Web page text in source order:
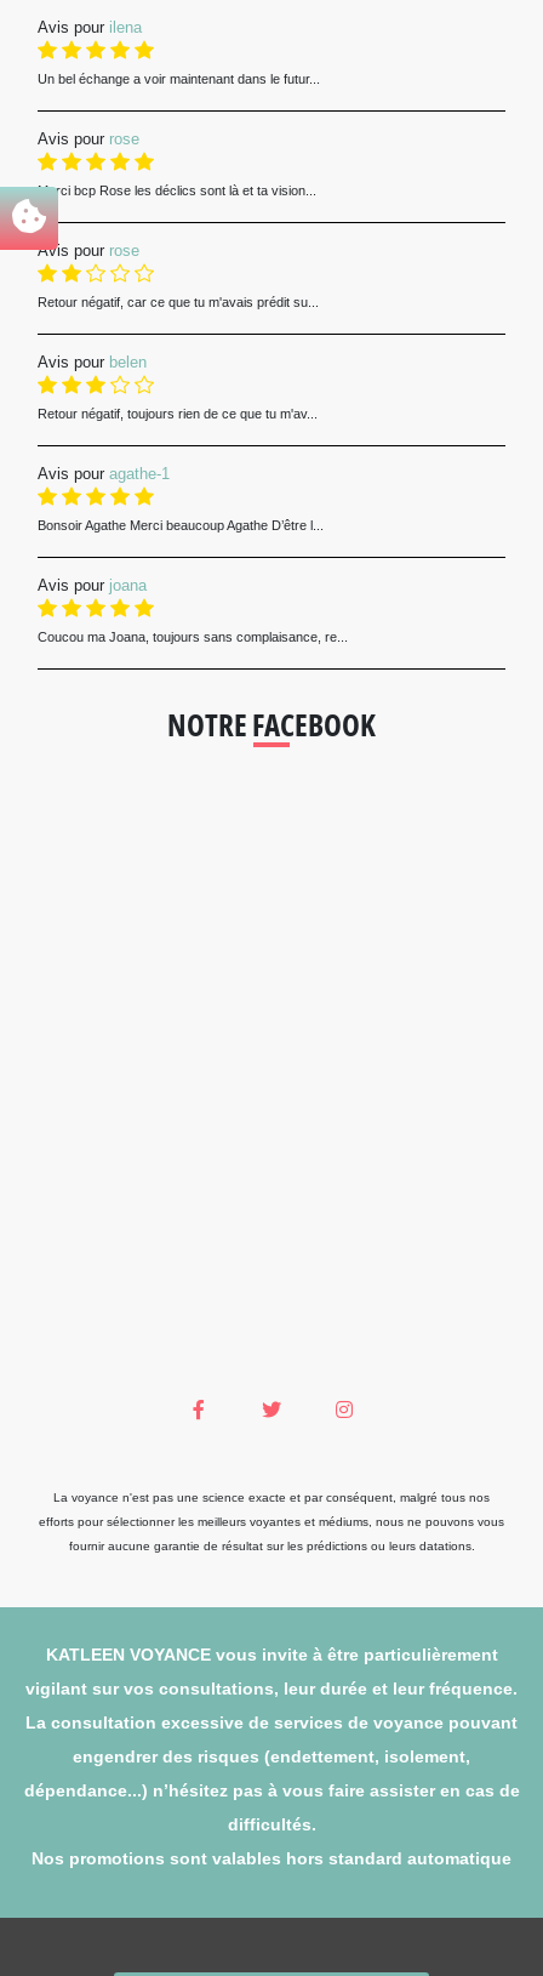
Avis pour ilena
Un bel échange a voir maintenant dans le futur...
Avis pour rose
Merci bcp Rose les déclics sont là et ta vision...
Avis pour rose
Retour négatif, car ce que tu m'avais prédit su...
Avis pour belen
Retour négatif, toujours rien de ce que tu m'av...
Avis pour agathe-1
Bonsoir Agathe Merci beaucoup Agathe D’être l...
Avis pour joana
Coucou ma Joana, toujours sans complaisance, re...
NOTRE FACEBOOK
La voyance n'est pas une science exacte et par conséquent, malgré tous nos
efforts pour sélectionner les meilleurs voyantes et médiums, nous ne pouvons vous
fournir aucune garantie de résultat sur les prédictions ou leurs datations.
KATLEEN VOYANCE vous invite à être particulièrement
vigilant sur vos consultations, leur durée et leur fréquence.
La consultation excessive de services de voyance pouvant
engendrer des risques (endettement, isolement,
dépendance...) n’hésitez pas à vous faire assister en cas de
difficultés.
Nos promotions sont valables hors standard automatique